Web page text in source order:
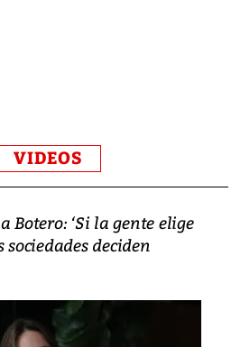
VIDEOS
Botero: ‘Si la gente elige
deciden